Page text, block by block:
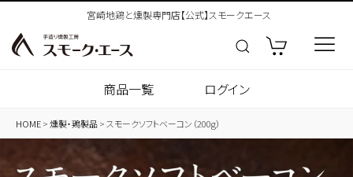
宮崎地鶏と燻製専門店【公式】スモークエース
商品一覧 ログイン
HOME 燻製・鶏製品 スモークソフトベーコン（200g）